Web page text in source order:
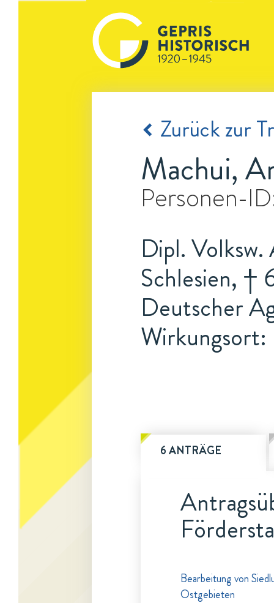
Zurück zur
Machui,
Personen-
Dipl.
Schlesien, †
Deutscher
6 ANTRÄGE
Bearbeitung von
Ostgebieten